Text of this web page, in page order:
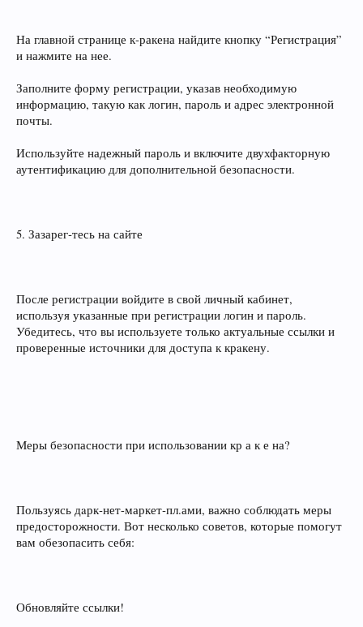
На главной странице к‑ракена найдите кнопку “Регистрация”
и нажмите на нее.
Заполните форму регистрации, указав необходимую
информацию, такую как логин, пароль и адрес электронной
почты.
Используйте надежный пароль и включите двухфакторную
аутентификацию для дополнительной безопасности.
5. Зазарег‑тесь на сайте
После регистрации войдите в свой личный кабинет,
используя указанные при регистрации логин и пароль.
Убедитесь, что вы используете только актуальные ссылки и
проверенные источники для доступа к крaкену.
Меры безопасности при использовании кр а к е на?
Пользуясь дaрк‑нет-маркет‑пл.ами, важно соблюдать меры
предосторожности. Вот несколько советов, которые помогут
вам обезопасить себя:
Обновляйте ссылки!